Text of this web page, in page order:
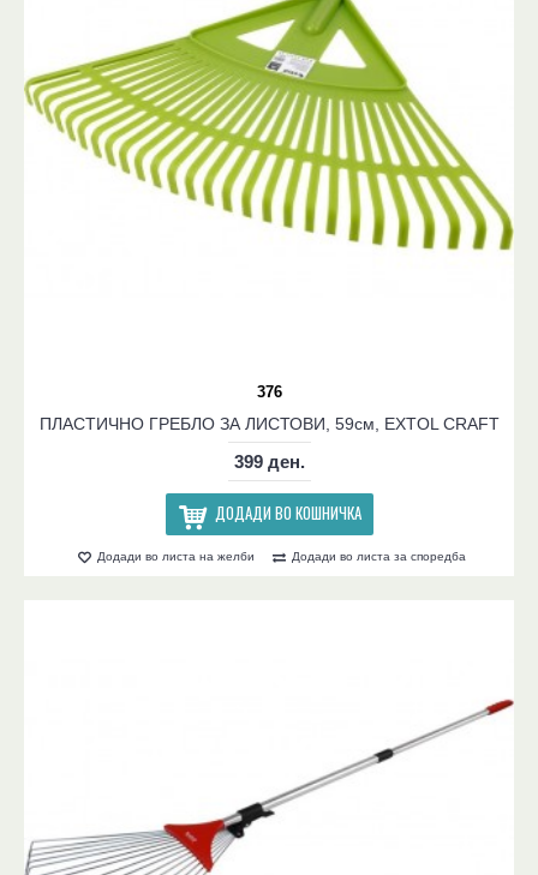
376
ПЛАСТИЧНО ГРЕБЛО ЗА ЛИСТОВИ, 59см, EXTOL CRAFT
399 ден.
ДОДАДИ ВО КОШНИЧКА
Додади во листа на желби Додади во листа за споредба